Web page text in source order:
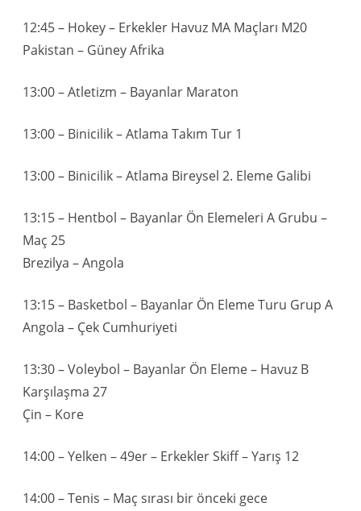
12:45 – Hokey – Erkekler Havuz MA Maçları M20
Pakistan – Güney Afrika
13:00 – Atletizm – Bayanlar Maraton
13:00 – Binicilik – Atlama Takım Tur 1
13:00 – Binicilik – Atlama Bireysel 2. Eleme Galibi
13:15 – Hentbol – Bayanlar Ön Elemeleri A Grubu –
Maç 25
Brezilya – Angola
13:15 – Basketbol – Bayanlar Ön Eleme Turu Grup A
Angola – Çek Cumhuriyeti
13:30 – Voleybol – Bayanlar Ön Eleme – Havuz B
Karşılaşma 27
Çin – Kore
14:00 – Yelken – 49er – Erkekler Skiff – Yarış 12
14:00 – Tenis – Maç sırası bir önceki gece